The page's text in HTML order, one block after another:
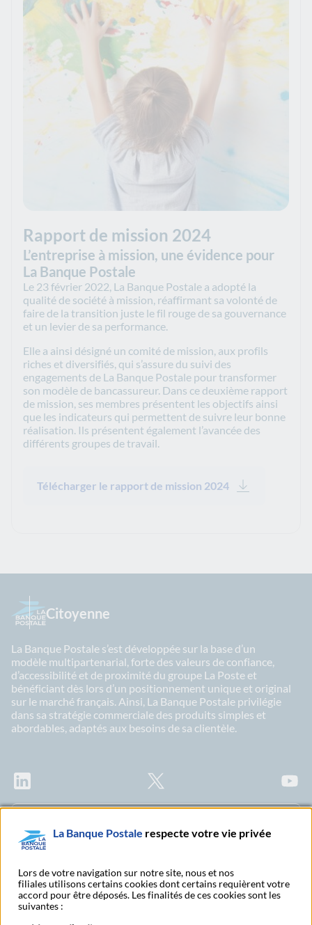
Rapport de mission 2024
L’entreprise à mission, une évidence pour
La Banque Postale
Le 23 février 2022, La Banque Postale a adopté la
qualité de société à mission, réaffirmant sa volonté de
faire de la transition juste le fil rouge de sa gouvernance
et un levier de sa performance.
Elle a ainsi désigné un comité de mission, aux profils
riches et diversifiés, qui s’assure du suivi des
engagements de La Banque Postale pour transformer
son modèle de bancassureur. Dans ce deuxième rapport
de mission, ses membres présentent les objectifs ainsi
que les indicateurs qui permettent de suivre leur bonne
réalisation. Ils présentent également l’avancée des
différents groupes de travail.
Télécharger le rapport de mission 2024
Citoyenne
La Banque Postale s’est développée sur la base d’un
modèle multipartenarial, forte des valeurs de confiance,
d’accessibilité et de proximité du groupe La Poste et
bénéficiant dès lors d’un positionnement unique et original
sur le marché français. Ainsi, La Banque Postale privilégie
dans sa stratégie commerciale des produits simples et
abordables, adaptés aux besoins de sa clientèle.
Citoyenne
Rechercher un bureau
de poste
S'abonner à toutes nos
La Banque Postale respecte votre vie privée
Lors de votre navigation sur notre site, nous et nos
filiales utilisons certains cookies dont certains requièrent votre
accord pour être déposés. Les finalités de ces cookies sont les
suivantes :